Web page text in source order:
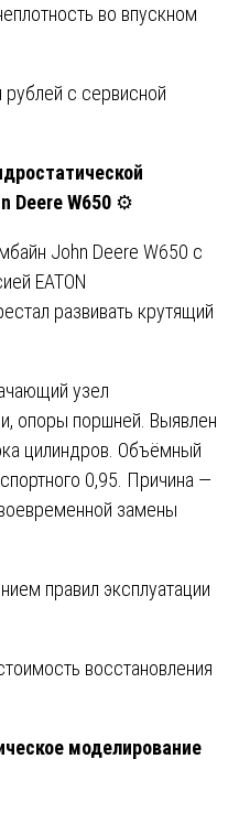
во впускном
с сервисной
Deere W650 ⚙️
John Deere W650 с
EATON
развивать крутящий
узел
опоры поршней. Выявлен
цилиндров. Объёмный
0,95. Причина —
замены
правил эксплуатации
восстановления
моделирование